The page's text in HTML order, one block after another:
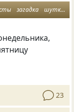
загадка шутка
23